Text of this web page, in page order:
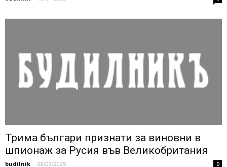
Трима българи признати за виновни в
шпионаж за Русия във Великобритания
budilnik - 08/03/2025 0